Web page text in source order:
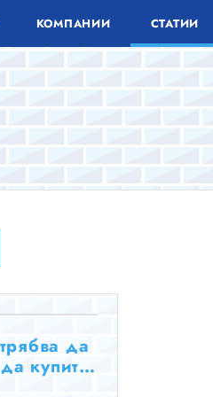
КОМПАНИИ СТАТИИ
да
купите